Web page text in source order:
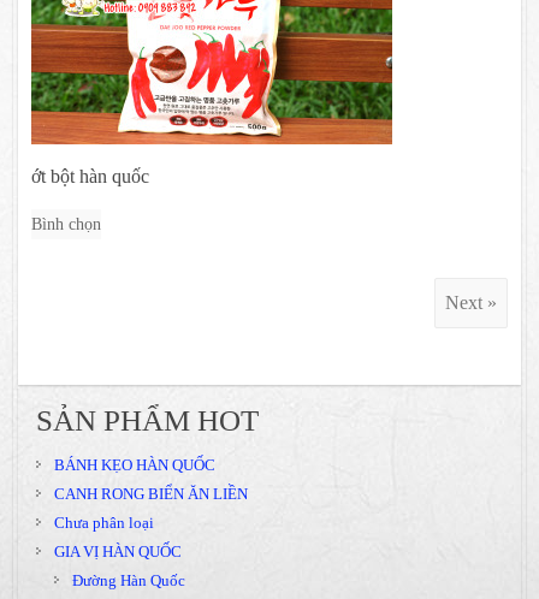
ớt bột hàn quốc
Bình chọn
Next »
SẢN PHẨM HOT
BÁNH KẸO HÀN QUỐC
CANH RONG BIỂN ĂN LIỀN
Chưa phân loại
GIA VỊ HÀN QUỐC
Đường Hàn Quốc